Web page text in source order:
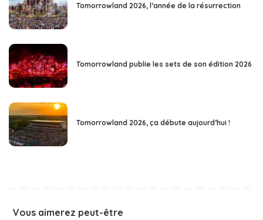
Tomorrowland 2026, l’année de la résurrection
Tomorrowland publie les sets de son édition 2026
Tomorrowland 2026, ça débute aujourd’hui !
Vous aimerez peut-être